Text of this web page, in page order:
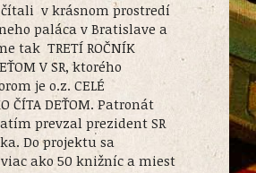
čítali v krásnom prostredí
paláca v Bratislave a
tak TRETÍ ROČNÍK
V SR, ktorého
je o.z. CELÉ
ČÍTA DEŤOM. Patronát
prevzal prezident SR
Do projektu sa
ako 50 knižníc a miest